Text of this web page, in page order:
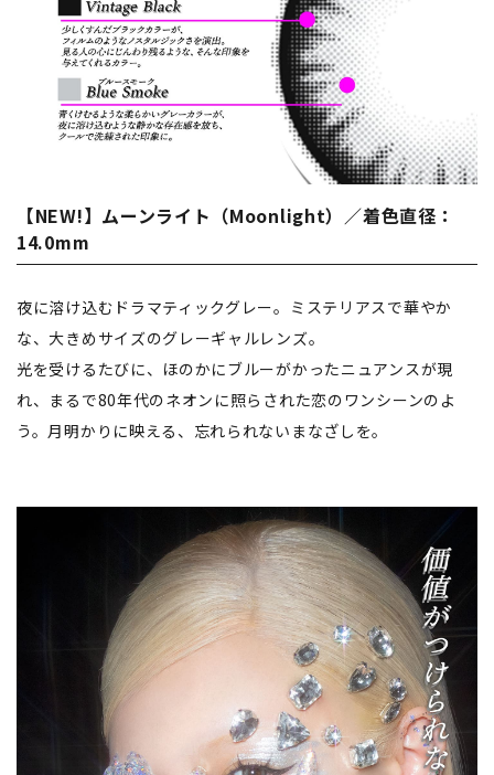
【NEW!】ムーンライト（Moonlight）／着色直径：
14.0mm
夜に溶け込むドラマティックグレー。ミステリアスで華やか
な、⼤きめサイズのグレーギャルレンズ。
光を受けるたびに、ほのかにブルーがかったニュアンスが現
れ、まるで80年代のネオンに照らされた恋のワンシーンのよ
う。月明かりに映える、忘れられないまなざしを。